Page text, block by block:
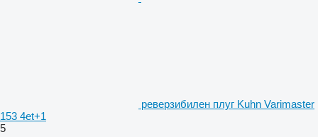
реверзибилен плуг Kuhn Varimaster
153 4et+1
5